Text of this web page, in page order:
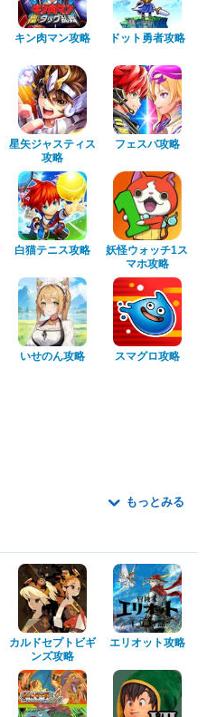
キン肉マン攻略 ドット勇者攻略
星矢ジャスティス
攻略
フェスバ攻略
白猫テニス攻略
妖怪ウォッチ1ス
マホ攻略
いせのん攻略 スマグロ攻略
もっとみる
カルドセプトビギ
ンズ攻略
エリオット攻略